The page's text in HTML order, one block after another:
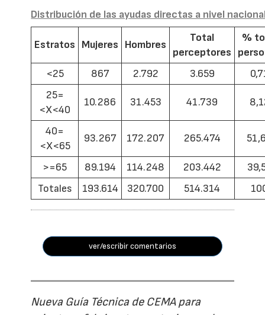
Distribución de las ayudas directas a nivel
Estratos Mujeres Hombres
Total
perceptores
%
<25
867 2.792 3.659
25=
<X<40
10.286 31.453 41.739
40=
<X<65
93.267 172.207 265.474
>=65 89.194 114.248 203.442
Totales
193.614 320.700 514.314
ver/escribir comentarios
Nueva Guía Técnica de CEMA para